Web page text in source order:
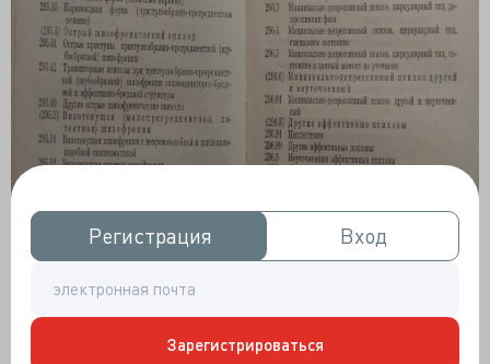
Регистрация
Регистрация Вход
Вход
Зарегистрироваться